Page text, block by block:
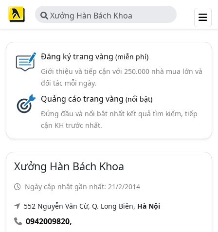
Xưởng Hàn Bách Khoa
Đăng ký trang vàng (miễn phí)
Giới thiệu và tiếp cận với 250.000 nhà mua lớn và
đối tác mỗi ngày.
Quảng cáo trang vàng (nổi bật)
Đứng đầu và nổi bật nhất kết quả tìm kiếm, tiếp
cận KH trước nhất.
Xưởng Hàn Bách Khoa
Ngày cập nhật gần nhất: 21/2/2014
552 Nguyễn Văn Cừ, Q. Long Biên, Hà Nội
0942009820,